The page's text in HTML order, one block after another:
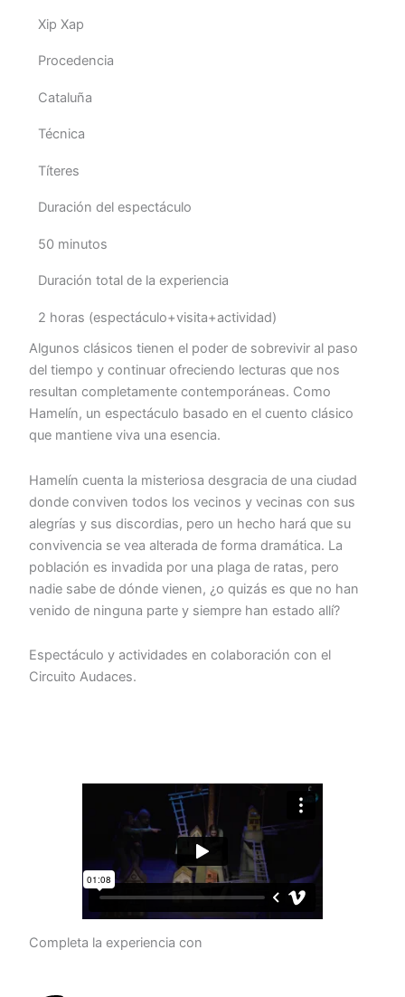
Xip Xap
Procedencia
Cataluña
Técnica
Títeres
Duración del espectáculo
50 minutos
Duración total de la experiencia
2 horas (espectáculo+visita+actividad)
Algunos clásicos tienen el poder de sobrevivir al paso
del tiempo y continuar ofreciendo lecturas que nos
resultan completamente contemporáneas. Como
Hamelín, un espectáculo basado en el cuento clásico
que mantiene viva una esencia.
Hamelín cuenta la misteriosa desgracia de una ciudad
donde conviven todos los vecinos y vecinas con sus
alegrías y sus discordias, pero un hecho hará que su
convivencia se vea alterada de forma dramática. La
población es invadida por una plaga de ratas, pero
nadie sabe de dónde vienen, ¿o quizás es que no han
venido de ninguna parte y siempre han estado allí?
Espectáculo y actividades en colaboración con el
Circuito Audaces.
Completa la experiencia con